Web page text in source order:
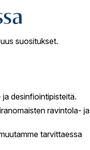
suositukset.
desinfiointipisteitä.
ravintola- ja
tarvittaessa